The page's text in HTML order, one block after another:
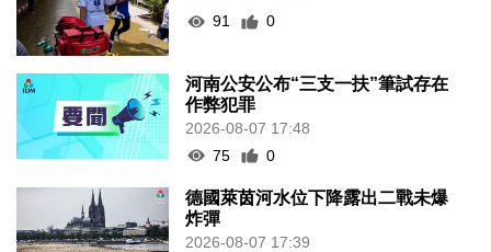
91
0
河南公安公布“三支一扶”筆試存在
作弊犯罪
2026-08-07 17:48
75
0
德國萊茵河水位下降露出二戰未爆
炸彈
2026-08-07 17:39